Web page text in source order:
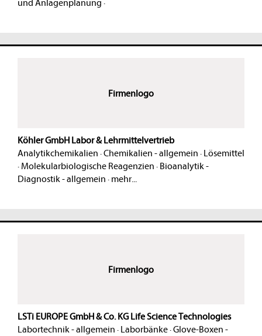
und Anlagenplanung ·
Firmenlogo
Köhler GmbH Labor & Lehrmittelvertrieb
Analytikchemikalien ·Chemikalien - allgemein · Lösemittel
· Molekularbiologische Reagenzien · Bioanalytik -
Diagnostik - allgemein · mehr...
Firmenlogo
LSTi EUROPE GmbH & Co. KG Life Science Technologies
Labortechnik - allgemein · Laborbänke·Glove-Boxen -